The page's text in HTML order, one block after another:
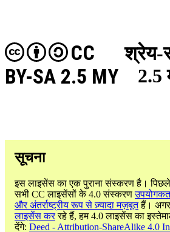
श्रेय-
2.5
CC
BY-SA 2.5 MY
सूचना
इस लाइसेंस का एक पुराना संस्करण है।
सभी CC लाइसेंसों के 4.0 संस्करण
और अंतर्राष्ट्रीय रूप से ज़्यादा मज़बूतहैं।
लाइसेंस कररहे हैं, हम 4.0 लाइसेंस का
देंगे: Deed - Attribution-ShareAlike 4.0